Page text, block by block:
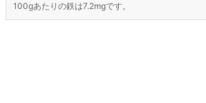
100gあたりの鉄は7.2mgです。